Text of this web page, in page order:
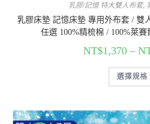
乳膠/記憶 特大雙人布套,
乳膠床墊 記憶床墊 專用外布套 / 雙
任選 100%精梳棉 / 100%萊
NT$1,370–
選擇規格